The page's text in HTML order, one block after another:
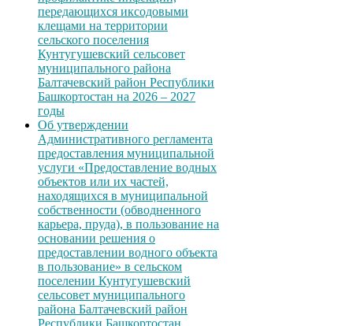
передающихся иксодовыми
клещами на территории
сельского поселения
Кунтугушевский сельсовет
муниципального района
Балтачевский район Республики
Башкортостан на 2026 – 2027
годы
Об утверждении
Административного регламента
предоставления муниципальной
услуги «Предоставление водных
объектов или их частей,
находящихся в муниципальной
собственности (обводненного
карьера, пруда), в пользование на
основании решения о
предоставлении водного объекта
в пользование» в сельском
поселении Кунтугушевский
сельсовет муниципального
района Балтачевский район